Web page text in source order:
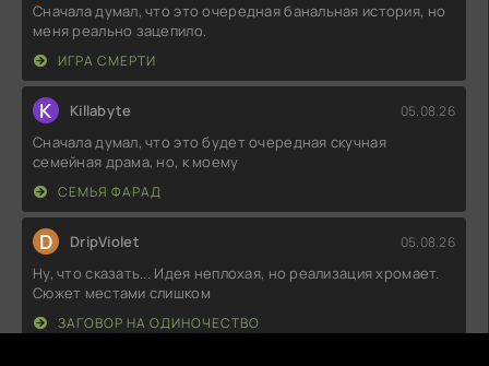
Сначала думал, что это очередная банальная история, но
меня реально зацепило.
ИГРА СМЕРТИ
K Killabyte 05.08.26
Сначала думал, что это будет очередная скучная
семейная драма, но, к моему
СЕМЬЯ ФАРАД
D DripViolet 05.08.26
Ну, что сказать... Идея неплохая, но реализация хромает.
Сюжет местами слишком
ЗАГОВОР НА ОДИНОЧЕСТВО